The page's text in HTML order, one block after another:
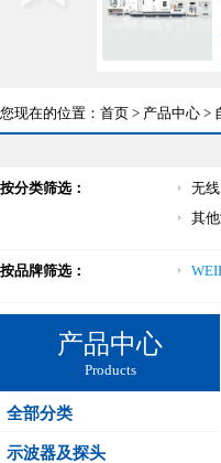
您现在的位置： 首页 > 产品中心 >
按分类筛选： 无
其
按品牌筛选：
产品中心
Products
全部分类
示波器及探头